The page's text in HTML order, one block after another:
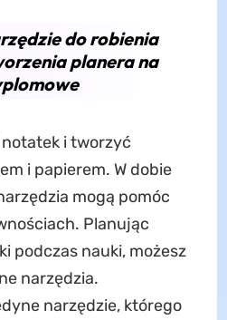
do robienia
planera na
i tworzyć
i papierem. W dobie
mogą pomóc
Planując
podczas nauki, możesz
narzędzia.
narzędzie, którego